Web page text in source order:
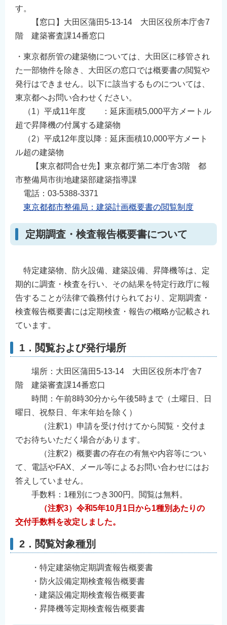
す。
【窓口】大田区蒲田5-13-14 大田区役所本庁舎7
階 建築審査課14番窓口
・東京都所管の建築物については、大田区に移管され
た一部物件を除き、大田区の窓口では概要書の閲覧や
発行はできません。以下に該当するものについては、
東京都へお問い合わせください。
（1）平成11年度 ：延床面積5,000平方メートル
超で昇降機の付属する建築物
（2）平成12年度以降：延床面積10,000平方メート
ル超の建築物
【東京都問合せ先】東京都庁第二本庁舎3階 都
市整備局市街地建築部建築指導課
電話：03-5388-3371
東京都都市整備局：建築計画概要書の閲覧制度
定期調査・検査報告概要書について
特定建築物、防火設備、建築設備、昇降機等は、定
期的に調査・検査を行い、その結果を特定行政庁に報
告することが法律で義務付けられており、定期調査・
検査報告概要書には定期検査・報告の概略が記載され
ています。
1．閲覧および発行場所
場所：大田区蒲田5-13-14 大田区役所本庁舎7
階 建築審査課14番窓口
時間：午前8時30分から午後5時まで（土曜日、日
曜日、祝祭日、年末年始を除く）
（注釈1）申請を受け付けてから閲覧・交付ま
でお待ちいただく場合があります。
（注釈2）概要書の存在の有無や内容等につい
て、電話やFAX、メール等によるお問い合わせにはお
答えしていません。
手数料：1種別につき300円。閲覧は無料。
（注釈3）令和5年10月1日から1種別あたりの
交付手数料を改定しました。
2．閲覧対象種別
・特定建築物定期調査報告概要書
・防火設備定期検査報告概要書
・建築設備定期検査報告概要書
・昇降機等定期検査報告概要書